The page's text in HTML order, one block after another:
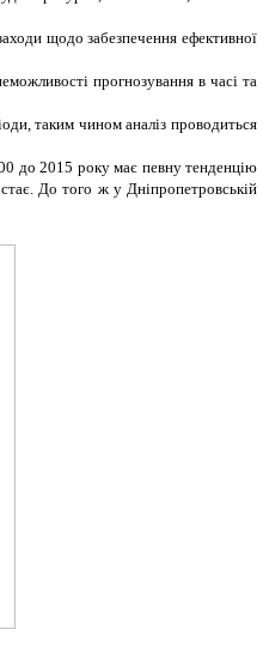
щодо забезпечення ефективної
прогнозування в часі та
таким чином аналіз проводиться
до 2015 року має певну тенденцію
До того ж у Дніпропетровській